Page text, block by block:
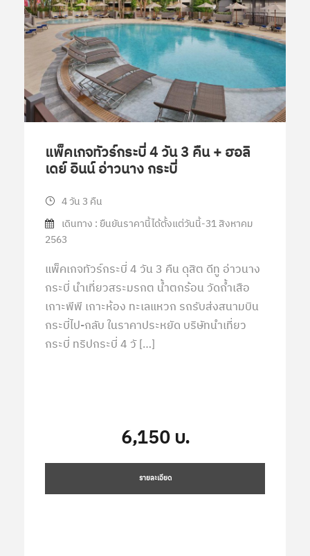
แพ็คเกจทัวร์กระบี่ 4 วัน 3 คืน + ฮอลิ
เดย์ อินน์ อ่าวนาง กระบี่
4 วัน 3 คืน
เดินทาง : ยืนยันราคานี้ได้ตั้งแต่วันนี้-31 สิงหาคม
2563
แพ็คเกจทัวร์กระบี่ 4 วัน 3 คืน ดุสิต ดีทู อ่าวนาง
กระบี่ นำเที่ยวสระมรกต น้ำตกร้อน วัดถ้ำเสือ
เกาะพีพี เกาะห้อง ทะเลแหวก รถรับส่งสนามบิน
กระบี่ไป-กลับ ในราคาประหยัด บริษัทนำเที่ยว
กระบี่ ทริปกระบี่ 4 วั […]
6,150 บ.
รายละเอียด